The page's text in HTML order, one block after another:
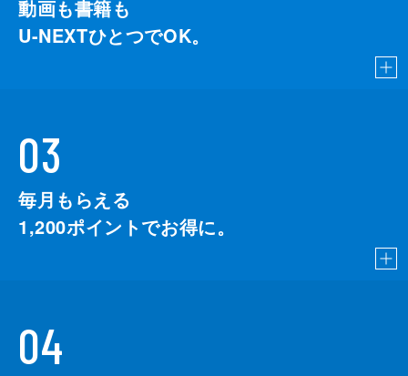
動画も書籍も
U-NEXTひとつでOK。
03
毎月もらえる
1,200ポイントでお得に。
04